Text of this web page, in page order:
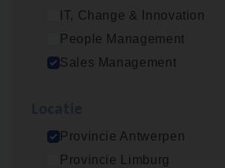
IT, Change & Innovation
People Management
Sales Management
Provincie Antwerpen
Provincie Limburg
Insu­ran­ce Bro­kerKMO